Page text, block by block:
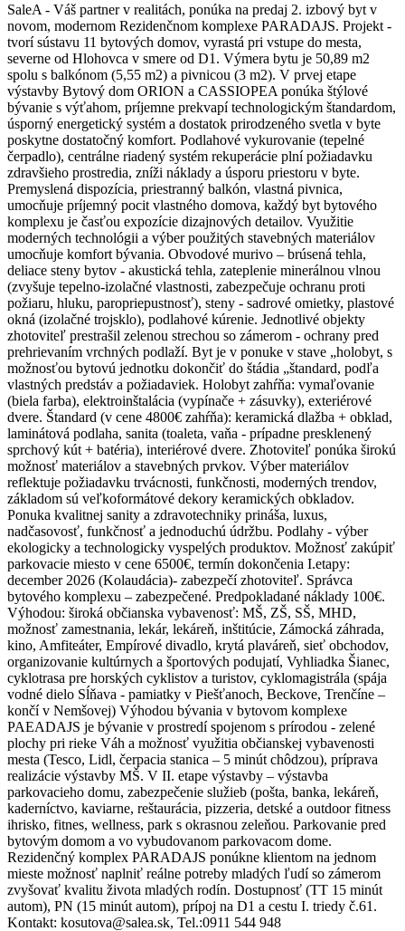
SaleA - Váš partner v realitách, ponúka na predaj 2. izbový byt v
novom, modernom Rezidenčnom komplexe PARADAJS. Projekt -
tvorí sústavu 11 bytových domov, vyrastá pri vstupe do mesta,
severne od Hlohovca v smere od D1. Výmera bytu je 50,89 m2
spolu s balkónom (5,55 m2) a pivnicou (3 m2). V prvej etape
výstavby Bytový dom ORION a CASSIOPEA ponúka štýlové
bývanie s výťahom, príjemne prekvapí technologickým štandardom,
úsporný energetický systém a dostatok prirodzeného svetla v byte
poskytne dostatočný komfort. Podlahové vykurovanie (tepelné
čerpadlo), centrálne riadený systém rekuperácie plní požiadavku
zdravšieho prostredia, zníži náklady a úsporu priestoru v byte.
Premyslená dispozícia, priestranný balkón, vlastná pivnica,
umocňuje príjemný pocit vlastného domova, každý byt bytového
komplexu je časťou expozície dizajnových detailov. Využitie
moderných technológii a výber použitých stavebných materiálov
umocňuje komfort bývania. Obvodové murivo – brúsená tehla,
deliace steny bytov - akustická tehla, zateplenie minerálnou vlnou
(zvyšuje tepelno-izolačné vlastnosti, zabezpečuje ochranu proti
požiaru, hluku, paropriepustnosť), steny - sadrové omietky, plastové
okná (izolačné trojsklo), podlahové kúrenie. Jednotlivé objekty
zhotoviteľ prestrašil zelenou strechou so zámerom - ochrany pred
prehrievaním vrchných podlaží. Byt je v ponuke v stave „holobyt, s
možnosťou bytovú jednotku dokončiť do štádia „štandard, podľa
vlastných predstáv a požiadaviek. Holobyt zahŕňa: vymaľovanie
(biela farba), elektroinštalácia (vypínače + zásuvky), exteriérové
dvere. Štandard (v cene 4800€ zahŕňa): keramická dlažba + obklad,
laminátová podlaha, sanita (toaleta, vaňa - prípadne presklenený
sprchový kút + batéria), interiérové dvere. Zhotoviteľ ponúka širokú
možnosť materiálov a stavebných prvkov. Výber materiálov
reflektuje požiadavku trvácnosti, funkčnosti, moderných trendov,
základom sú veľkoformátové dekory keramických obkladov.
Ponuka kvalitnej sanity a zdravotechniky prináša, luxus,
nadčasovosť, funkčnosť a jednoduchú údržbu. Podlahy - výber
ekologicky a technologicky vyspelých produktov. Možnosť zakúpiť
parkovacie miesto v cene 6500€, termín dokončenia I.etapy:
december 2026 (Kolaudácia)- zabezpečí zhotoviteľ. Správca
bytového komplexu – zabezpečené. Predpokladané náklady 100€.
Výhodou: široká občianska vybavenosť: MŠ, ZŠ, SŠ, MHD,
možnosť zamestnania, lekár, lekáreň, inštitúcie, Zámocká záhrada,
kino, Amfiteáter, Empírové divadlo, krytá plaváreň, sieť obchodov,
organizovanie kultúrnych a športových podujatí, Vyhliadka Šianec,
cyklotrasa pre horských cyklistov a turistov, cyklomagistrála (spája
vodné dielo Sĺňava - pamiatky v Piešťanoch, Beckove, Trenčíne –
končí v Nemšovej) Výhodou bývania v bytovom komplexe
PAEADAJS je bývanie v prostredí spojenom s prírodou - zelené
plochy pri rieke Váh a možnosť využitia občianskej vybavenosti
mesta (Tesco, Lidl, čerpacia stanica – 5 minút chôdzou), príprava
realizácie výstavby MŠ. V II. etape výstavby – výstavba
parkovacieho domu, zabezpečenie služieb (pošta, banka, lekáreň,
kaderníctvo, kaviarne, reštaurácia, pizzeria, detské a outdoor fitness
ihrisko, fitnes, wellness, park s okrasnou zeleňou. Parkovanie pred
bytovým domom a vo vybudovanom parkovacom dome.
Rezidenčný komplex PARADAJS ponúkne klientom na jednom
mieste možnosť naplniť reálne potreby mladých ľudí so zámerom
zvyšovať kvalitu života mladých rodín. Dostupnosť (TT 15 minút
autom), PN (15 minút autom), prípoj na D1 a cestu I. triedy č.61.
Kontakt: kosutova@salea.sk, Tel.:0911 544 948